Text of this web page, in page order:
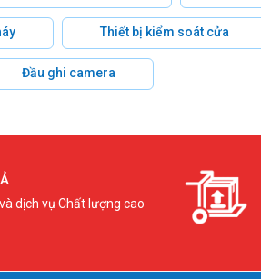
Thiết bị kiểm soát cửa
Đầu ghi camera
dịch vụ Chất lượng cao